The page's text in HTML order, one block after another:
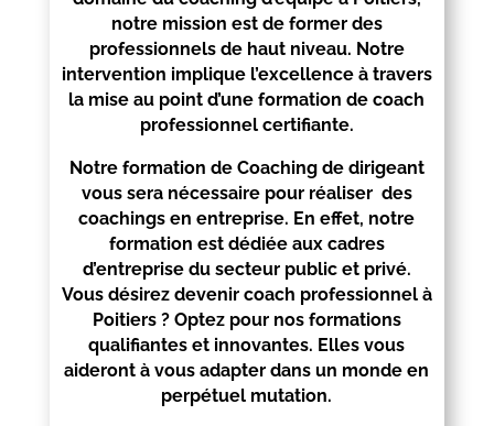
notre mission est de former des
professionnels de haut niveau. Notre
intervention implique l’excellence à travers
la mise au point d’une formation de coach
professionnel certifiante.
Notre formation de Coaching de dirigeant
vous sera nécessaire pour réaliser des
coachings en entreprise. En effet, notre
formation est dédiée aux cadres
d’entreprise du secteur public et privé.
Vous désirez devenir coach professionnel à
Poitiers? Optez pour nos formations
qualifiantes et innovantes. Elles vous
aideront à vous adapter dans un monde en
perpétuel mutation.